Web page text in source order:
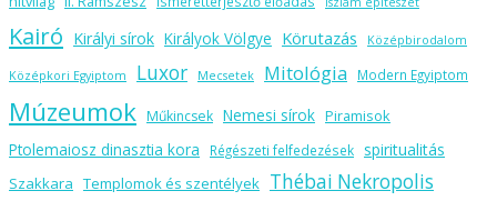
Kairó Királyi sírok Királyok Völgye Körutazás Középbirodalom
Középkori Egyiptom Luxor Mecsetek Mitológia Modern Egyiptom
Múzeumok Műkincsek Nemesi sírok Piramisok
Ptolemaiosz dinasztia kora
Régészeti felfedezések spiritualitás
Szakkara Templomok és szentélyek Thébai Nekropolis